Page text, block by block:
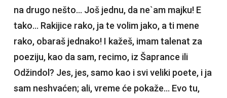
na drugo nešto… Još jednu, da ne`am majku! E
tako… Rakijice rako, ja te volim jako, a ti mene
rako, obaraš jednako! I kažeš, imam talenat za
poeziju, kao da sam, recimo, iz Šaprance ili
Odžindol? Jes, jes, samo kao i svi veliki poete, i ja
sam neshvaćen; ali, vreme će pokaže… Evo tu,